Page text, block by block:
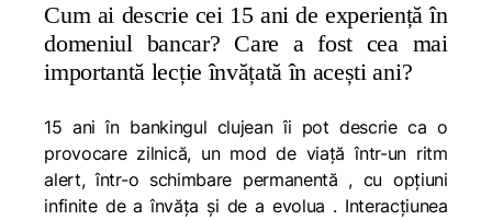
Cum ai descrie cei 15 ani de experiență în
domeniul bancar? Care a fost cea mai
importantă lecție învățată în acești ani?
15 ani în bankingul clujean îi pot descrie ca o
provocare zilnică, un mod de viață într-un ritm
alert, într-o schimbare permanentă , cu opțiuni
infinite de a învăța și de a evolua . Interacțiunea